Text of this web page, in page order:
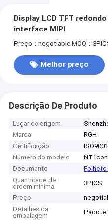
Display LCD TFT
interface MIPI
Preço：negotiable MOQ：
Melhor preço
Descrição De Produto
Lugar de origem
Marca
RGH
Certificação
Número do modelo
Documento
Folheto
Quantidade de
ordem mínima
3PICS
Preço
Detalhes da
embalagem
Pacote